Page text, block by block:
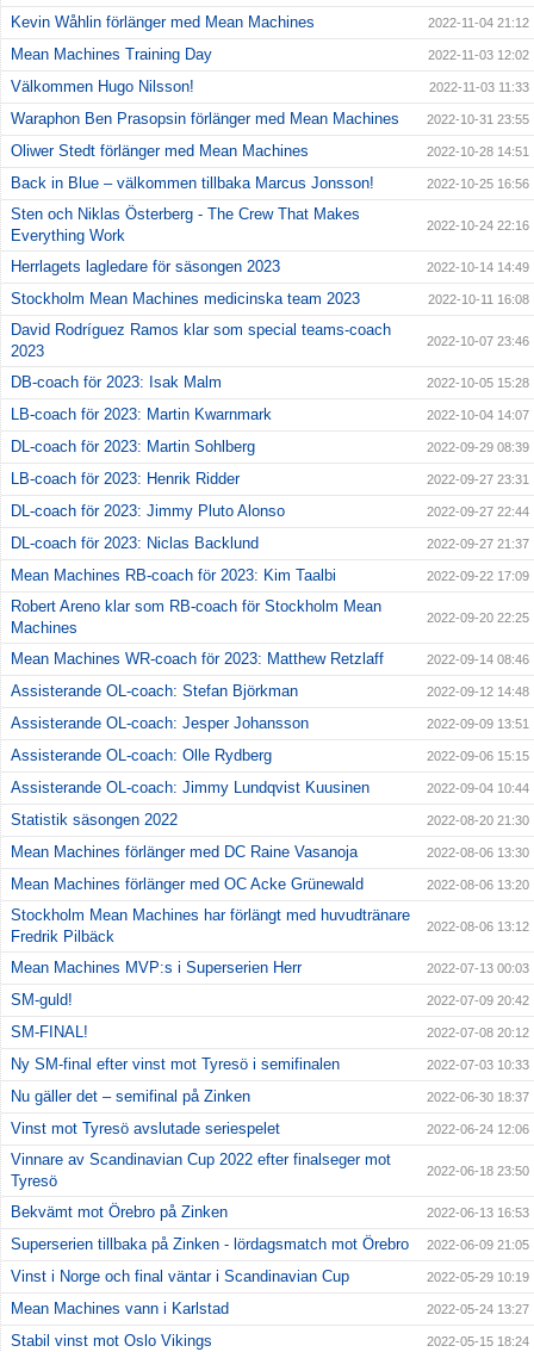
Kevin Wåhlin förlänger med Mean Machines 2022-11-04 21:12
Mean Machines Training Day 2022-11-03 12:02
Välkommen Hugo Nilsson! 2022-11-03 11:33
Waraphon Ben Prasopsin förlänger med Mean Machines 2022-10-31 23:55
Oliwer Stedt förlänger med Mean Machines 2022-10-28 14:51
Back in Blue – välkommen tillbaka Marcus Jonsson! 2022-10-25 16:56
Sten och Niklas Österberg - The Crew That Makes
Everything Work
2022-10-24 22:16
Herrlagets lagledare för säsongen 2023 2022-10-14 14:49
Stockholm Mean Machines medicinska team 2023 2022-10-11 16:08
David Rodríguez Ramos klar som special teams-coach
2023
2022-10-07 23:46
DB-coach för 2023: Isak Malm 2022-10-05 15:28
LB-coach för 2023: Martin Kwarnmark 2022-10-04 14:07
DL-coach för 2023: Martin Sohlberg 2022-09-29 08:39
LB-coach för 2023: Henrik Ridder 2022-09-27 23:31
DL-coach för 2023: Jimmy Pluto Alonso 2022-09-27 22:44
DL-coach för 2023: Niclas Backlund 2022-09-27 21:37
Mean Machines RB-coach för 2023: Kim Taalbi 2022-09-22 17:09
Robert Areno klar som RB-coach för Stockholm Mean
Machines
2022-09-20 22:25
Mean Machines WR-coach för 2023: Matthew Retzlaff 2022-09-14 08:46
Assisterande OL-coach: Stefan Björkman 2022-09-12 14:48
Assisterande OL-coach: Jesper Johansson 2022-09-09 13:51
Assisterande OL-coach: Olle Rydberg 2022-09-06 15:15
Assisterande OL-coach: Jimmy Lundqvist Kuusinen 2022-09-04 10:44
Statistik säsongen 2022 2022-08-20 21:30
Mean Machines förlänger med DC Raine Vasanoja 2022-08-06 13:30
Mean Machines förlänger med OC Acke Grünewald 2022-08-06 13:20
Stockholm Mean Machines har förlängt med huvudtränare
Fredrik Pilbäck
2022-08-06 13:12
Mean Machines MVP:s i Superserien Herr 2022-07-13 00:03
SM-guld! 2022-07-09 20:42
SM-FINAL! 2022-07-08 20:12
Ny SM-final efter vinst mot Tyresö i semifinalen 2022-07-03 10:33
Nu gäller det – semifinal på Zinken 2022-06-30 18:37
Vinst mot Tyresö avslutade seriespelet 2022-06-24 12:06
Vinnare av Scandinavian Cup 2022 efter finalseger mot
Tyresö
2022-06-18 23:50
Bekvämt mot Örebro på Zinken 2022-06-13 16:53
Superserien tillbaka på Zinken - lördagsmatch mot Örebro 2022-06-09 21:05
Vinst i Norge och final väntar i Scandinavian Cup 2022-05-29 10:19
Mean Machines vann i Karlstad 2022-05-24 13:27
Stabil vinst mot Oslo Vikings 2022-05-15 18:24